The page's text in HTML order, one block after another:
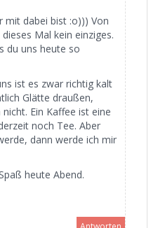
mit dabei bist :o))) Von
Mal kein einziges.
du uns heute so
ist es zwar richtig kalt
Glätte draußen,
Ein Kaffee ist eine
noch Tee. Aber
dann werde ich mir
heute Abend.